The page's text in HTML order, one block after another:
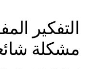
التفكير
مشكلة